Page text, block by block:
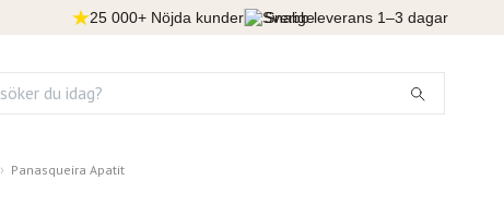
25 000+ Nöjda kunder Snabb leverans 1–3 dagar
Panasqueira Apatit